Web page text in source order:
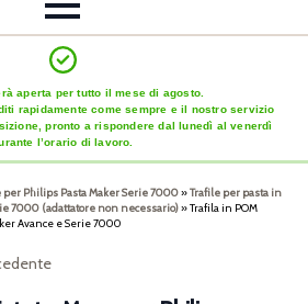
aperta per tutto il mese di agosto.
rapidamente come sempre e il nostro servizio
pronto a rispondere dal lunedì al venerdì
l’orario di lavoro.
per Philips Pasta Maker Serie 7000»Trafile per pasta in
7000 (adattatore non necessario)»Trafila in POM
Avance e Serie 7000